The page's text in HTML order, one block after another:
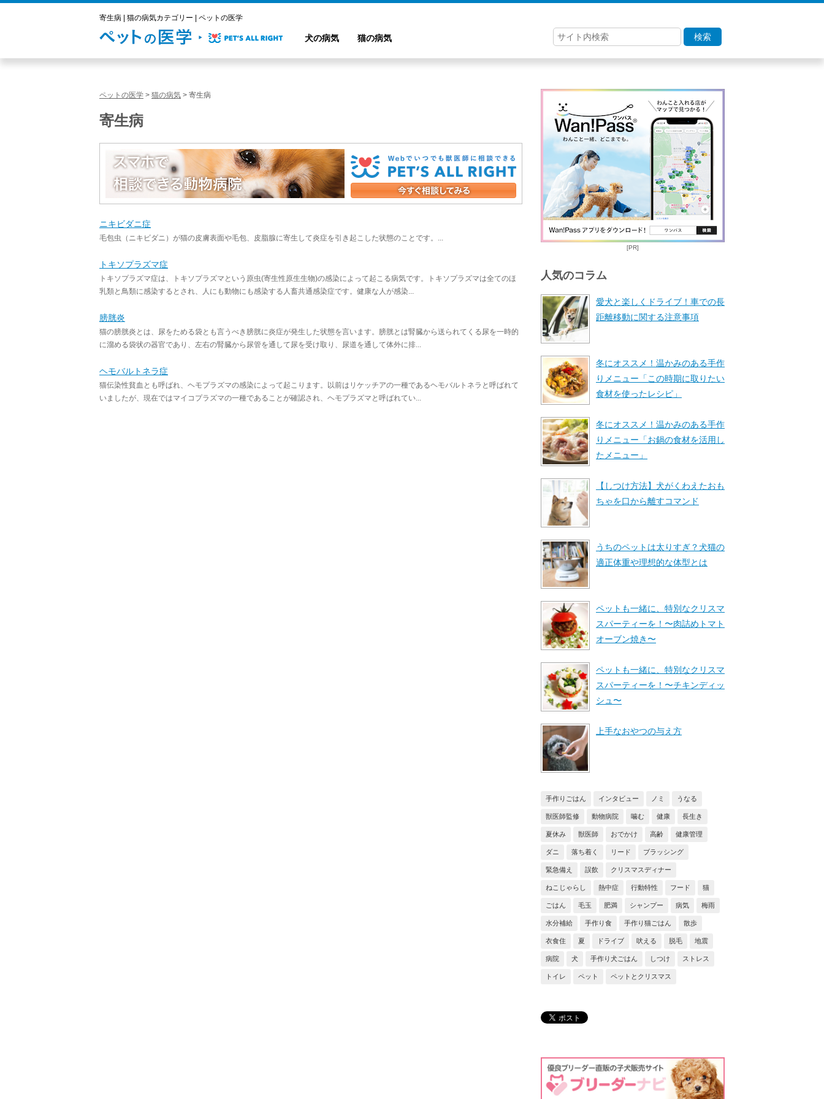
寄生病 | 猫の病気カテゴリー | ペットの医学
犬の病気 猫の病気 検索
ペットの医学 > 猫の病気 > 寄生病
寄生病
ニキビダニ症
毛包虫（ニキビダニ）が猫の皮膚表面や毛包、皮脂腺に寄生して炎症を引き起こした状態のことです。...
トキソプラズマ症
トキソプラズマ症は、トキソプラズマという原虫(寄生性原生生物)の感染によって起こる病気です。トキソプラズマは全てのほ
乳類と鳥類に感染するとされ、人にも動物にも感染する人畜共通感染症です。健康な人が感染...
膀胱炎
猫の膀胱炎とは、尿をためる袋とも言うべき膀胱に炎症が発生した状態を言います。膀胱とは腎臓から送られてくる尿を一時的
に溜める袋状の器官であり、左右の腎臓から尿管を通して尿を受け取り、尿道を通して体外に排...
ヘモバルトネラ症
猫伝染性貧血とも呼ばれ、ヘモプラズマの感染によって起こります。以前はリケッチアの一種であるヘモバルトネラと呼ばれて
いましたが、現在ではマイコプラズマの一種であることが確認され、ヘモプラズマと呼ばれてい...
[PR]
人気のコラム
愛犬と楽しくドライブ！車での長
距離移動に関する注意事項
冬にオススメ！温かみのある手作
りメニュー「この時期に取りたい
食材を使ったレシピ」
冬にオススメ！温かみのある手作
りメニュー「お鍋の食材を活用し
たメニュー」
【しつけ方法】犬がくわえたおも
ちゃを口から離すコマンド
うちのペットは太りすぎ？犬猫の
適正体重や理想的な体型とは
ペットも一緒に、特別なクリスマ
スパーティーを！〜肉詰めトマト
オーブン焼き〜
ペットも一緒に、特別なクリスマ
スパーティーを！〜チキンディッ
シュ〜
上手なおやつの与え方
手作りごはん インタビュー ノミ うなる
獣医師監修 動物病院 噛む 健康 長生き
夏休み 獣医師 おでかけ 高齢 健康管理
ダニ 落ち着く リード ブラッシング
緊急備え 誤飲 クリスマスディナー
ねこじゃらし 熱中症 行動特性 フード 猫
ごはん 毛玉 肥満 シャンプー 病気 梅雨
水分補給 手作り食 手作り猫ごはん 散歩
衣食住 夏 ドライブ 吠える 脱毛 地震
病院 犬 手作り犬ごはん しつけ ストレス
トイレ ペット ペットとクリスマス